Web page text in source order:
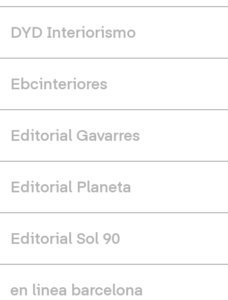
DYD Interiorismo
Ebcinteriores
Editorial Gavarres
Editorial Planeta
Editorial Sol 90
en linea barcelona